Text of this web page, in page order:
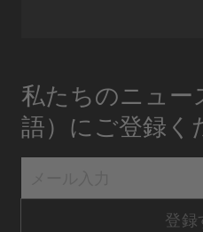
私たちのニュー
語）にご登録く
登録